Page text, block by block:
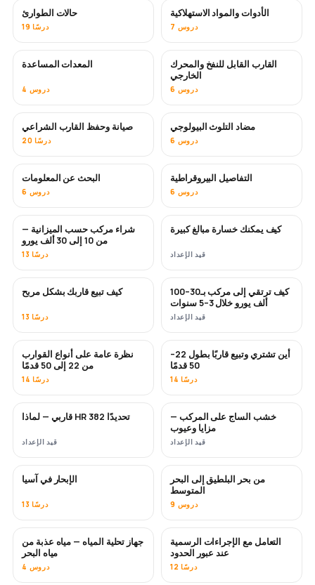
حالات الطوارئ
19 درسًا
الأدوات والمواد الاستهلاكية
7 دروس
المعدات المساعدة
4 دروس
القارب القابل للنفخ والمحرك
الخارجي
6 دروس
صيانة وحفظ القارب الشراعي
20 درسًا
قريبًا
مضاد التلوث البيولوجي
6 دروس
البحث عن المعلومات
6 دروس
التفاصيل البيروقراطية
6 دروس
قريبًا
شراء مركب حسب الميزانية —
من 10 إلى 30 ألف يورو
13 درسًا
قريبًا
كيف يمكنك خسارة مبالغ كبيرة
قيد الإعداد
جديد
كيف تبيع قاربك بشكل مربح
13 درسًا
جديد
كيف ترتقي إلى مركب بـ30–100
ألف يورو خلال 3–5 سنوات
قيد الإعداد
قريبًا
نظرة عامة على أنواع القوارب
من 22 إلى 50 قدمًا
14 درسًا
قريبًاأين تشتري وتبيع قاربًا بطول 22–
50 قدمًا
14 درسًا
قريبًا قاربي — لماذا HR 382 تحديدًا
قيد الإعداد
قريبًا
خشب الساج على المركب —
مزايا وعيوب
قيد الإعداد
قريبًا
الإبحار في آسيا
13 درسًا
قريبًا
من بحر البلطيق إلى البحر
المتوسط
9 دروس
قريبًا
جهاز تحلية المياه — مياه عذبة من
مياه البحر
4 دروس
التعامل مع الإجراءات الرسمية
عند عبور الحدود
12 درسًا